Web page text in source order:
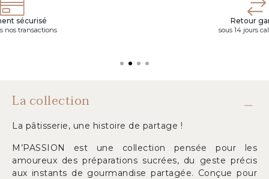
sécurisé
nos transactions
Retour
sous 14 jours
La collection
La pâtisserie, une histoire de partage !
M’PASSION est une collection pensée pour les
amoureux des préparations sucrées, du geste précis
aux instants de gourmandise partagée. Conçue pour